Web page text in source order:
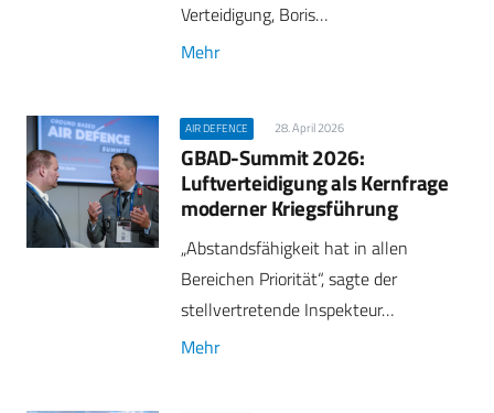
Verteidigung, Boris…
Mehr
AIR DEFENCE 28. April 2026
GBAD-Summit 2026:
Luftverteidigung als Kernfrage
moderner Kriegsführung
„Abstandsfähigkeit hat in allen
Bereichen Priorität“, sagte der
stellvertretende Inspekteur…
Mehr